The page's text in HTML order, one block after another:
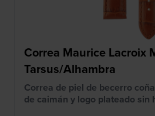
Correa Maurice Lacroix
Tarsus/Alhambra
Correa de piel de becerro
de caimán y logo plateado sin